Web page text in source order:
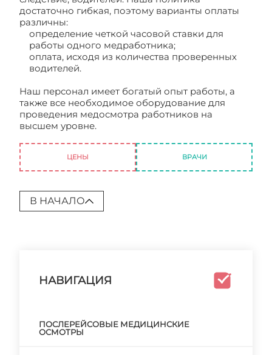
достаточно гибкая, поэтому варианты оплаты
различны:
определение четкой часовой ставки для
работы одного медработника;
оплата, исходя из количества проверенных
водителей.
Наш персонал имеет богатый опыт работы, а
также все необходимое оборудование для
проведения медосмотра работников на
высшем уровне.
ЦЕНЫ ВРАЧИ
В НАЧАЛО
НАВИГАЦИЯ
ПОСЛЕРЕЙСОВЫЕ МЕДИЦИНСКИЕ
ОСМОТРЫ